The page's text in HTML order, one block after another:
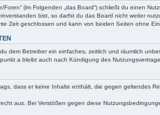
Foren“ (im Folgenden „das Board“) schließt du einen
bist, so darfst du das Board nicht weiter
Zeit geschlossen und kann von beiden Seiten ohne
dem Betreiber ein einfaches, zeitlich und räumlich
a bleibt auch nach Kündigung des
dass er keine Inhalte enthält, die gegen geltendes
aus. Bei Verstößen gegen diese